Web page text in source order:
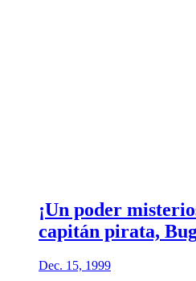
¡Un poder
capitán pirata,
Dec. 15, 1999